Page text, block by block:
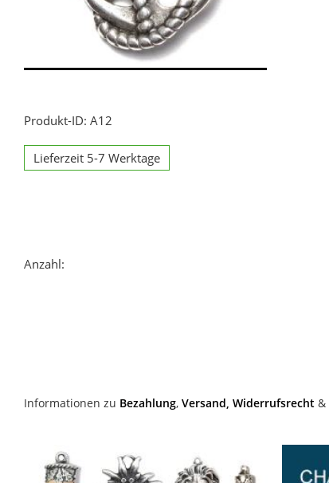
Produkt-ID: A12
Lieferzeit 5-7 Werktage
Anzahl:
Informationen zu Bezahlung, Versand, Widerrufsrecht &